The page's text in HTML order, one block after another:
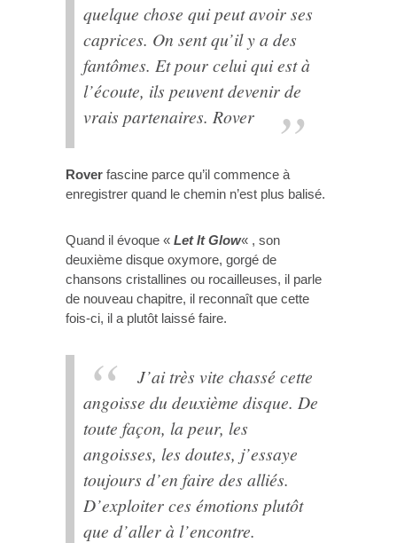
quelque chose qui peut avoir ses
caprices. On sent qu’il y a des
fantômes. Et pour celui qui est à
l’écoute, ils peuvent devenir de
vrais partenaires. Rover
Rover fascine parce qu’il commence à
enregistrer quand le chemin n’est plus balisé.
Quand il évoque « Let It Glow« , son
deuxième disque oxymore, gorgé de
chansons cristallines ou rocailleuses, il parle
de nouveau chapitre, il reconnaît que cette
fois-ci, il a plutôt laissé faire.
J’ai très vite chassé cette
angoisse du deuxième disque. De
toute façon, la peur, les
angoisses, les doutes, j’essaye
toujours d’en faire des alliés.
D’exploiter ces émotions plutôt
que d’aller à l’encontre.